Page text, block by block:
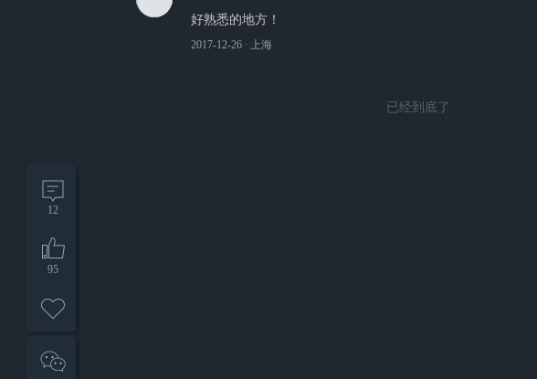
12
95
好熟悉的地方！
2017-12-26 ∙ 上海
已经到底了